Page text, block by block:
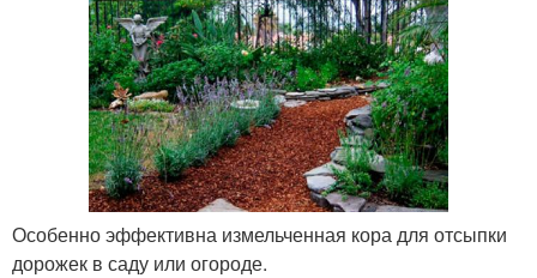
Особенно эффективна измельченная кора для отсыпки
дорожек в саду или огороде.